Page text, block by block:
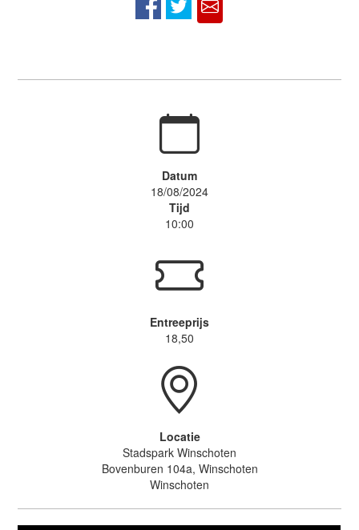
Datum
18/08/2024
Tijd
10:00
Entreeprijs
18,50
Locatie
Stadspark Winschoten
Bovenburen 104a, Winschoten
Winschoten